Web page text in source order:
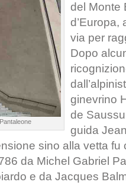
del Monte
d’Europa,
via per
Dopo
ginevrino
de
guida
sino alla vetta fu
da Michel Gabriel
e da Jacques